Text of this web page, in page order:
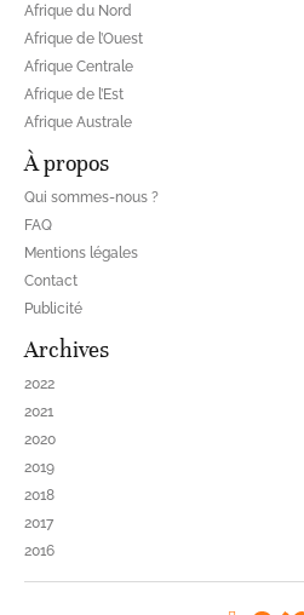
Afrique du Nord
Afrique de l’Ouest
Afrique Centrale
Afrique de l’Est
Afrique Australe
À propos
Qui sommes-nous ?
FAQ
Mentions légales
Contact
Publicité
Archives
2022
2021
2020
2019
2018
2017
2016